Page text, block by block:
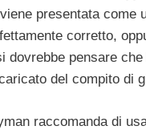
presentata
corretto,
dovrebbe pensare
del compito di
raccomanda di